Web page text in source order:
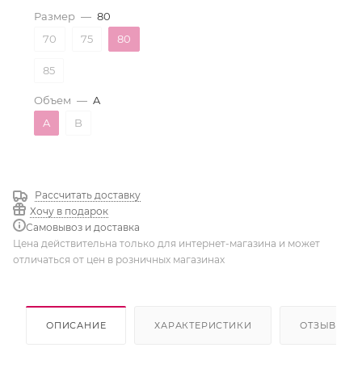
Размер — 80
70
75 80
85
Объем — A
A
B
Рассчитать доставку
Хочу в подарок
Самовывоз и доставка
Цена действительна только для интернет-магазина и может
отличаться от цен в розничных магазинах
ОПИСАНИЕ ХАРАКТЕРИСТИКИ ОТЗЫВЫ